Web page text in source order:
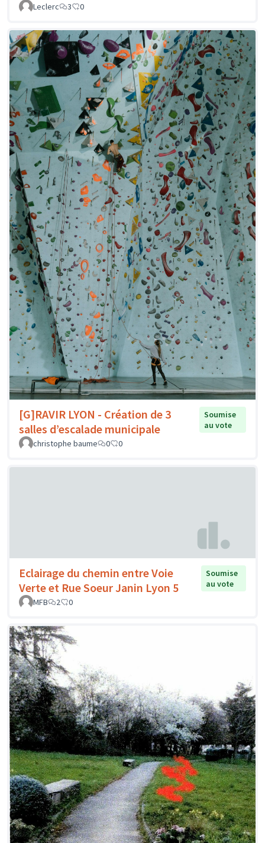
Leclerc
3 0
[G]RAVIR LYON - Création de 3
salles d’escalade municipale
Soumise
au vote
christophe baume
0 0
Eclairage du chemin entre Voie
Verte et Rue Soeur Janin Lyon 5
Soumise
au vote
MFB
2 0